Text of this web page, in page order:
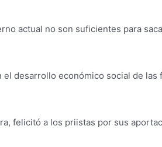
actual no son suficientes para
desarrollo económico social de
felicitó a los priistas por sus